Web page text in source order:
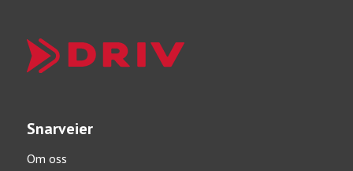
Snarveier
Om oss